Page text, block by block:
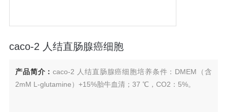
caco-2 人结直肠腺癌细胞
产品简介：caco-2 人结直肠腺癌细胞培养条件：DMEM（含
2mM L-glutamine）+15%胎牛血清；37 ℃，CO2：5%。